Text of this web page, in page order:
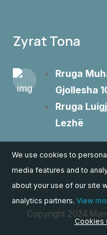
Zyrat Tona
Rruga
Gjollesha
Rruga
Lezhë
Copyright 2024
We use cookies to
media features and to
about your use of our site
analytics partners. View
Cookies